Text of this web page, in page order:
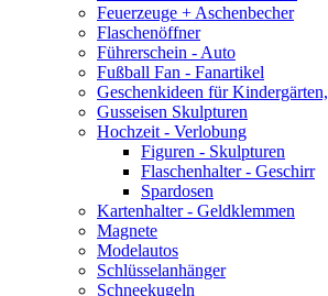
Feuerzeuge + Aschenbecher
Flaschenöffner
Führerschein - Auto
Fußball Fan - Fanartikel
Geschenkideen für
Gusseisen Skulpturen
Hochzeit - Verlobung
Figuren - Skulpturen
Flaschenhalter - Geschirr
Spardosen
Kartenhalter - Geldklemmen
Magnete
Modelautos
Schlüsselanhänger
Schneekugeln